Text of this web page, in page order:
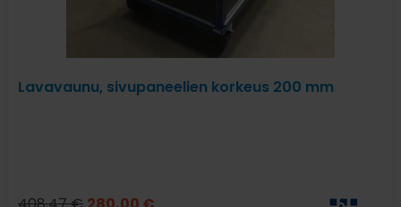
Lavavaunu, sivupaneelien korkeus 200 mm